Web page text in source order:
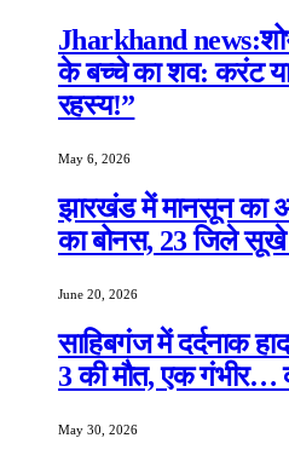
Jharkhand
के बच्चे का शव: करंट
रहस्य!”
May 6, 2026
झारखंड में मानसून का
का बोनस, 23 जिले सूखे
June 20, 2026
साहिबगंज में दर्दनाक
3 की मौत, एक गंभीर…
May 30, 2026